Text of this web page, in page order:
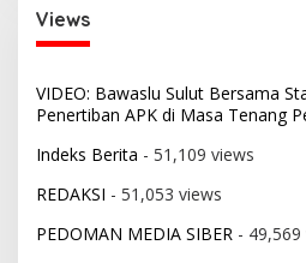
Views
VIDEO: Bawaslu Sulut Bersama
Penertiban APK di Masa Tenang
Indeks Berita - 51,109 views
REDAKSI - 51,053 views
PEDOMAN MEDIA SIBER - 49,569